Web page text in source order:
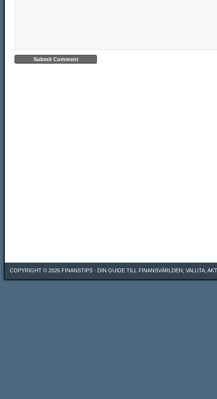
COPYRIGHT © 2026 FINANSTIPS · DIN GUIDE TILL FINANSVÄRLDEN; VALUTA,